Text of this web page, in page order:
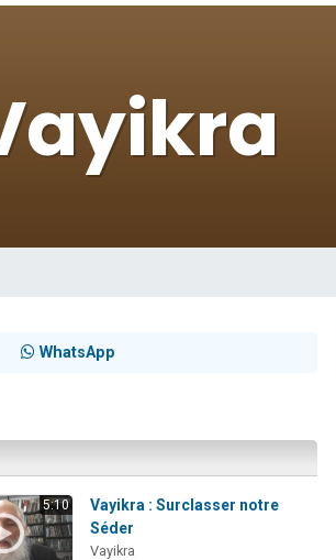
une bénédiction
WhatsApp
5:10
Vayikra : Surclasser notre
Séder
Vayikra